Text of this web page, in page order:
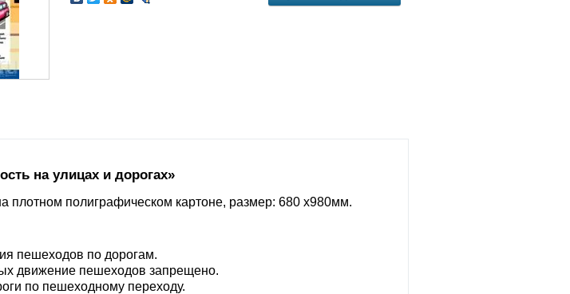
на улицах и дорогах»
плотном полиграфическом картоне, размер: 680 х980мм.
пешеходов по дорогам.
движение пешеходов запрещено.
по пешеходному переходу.